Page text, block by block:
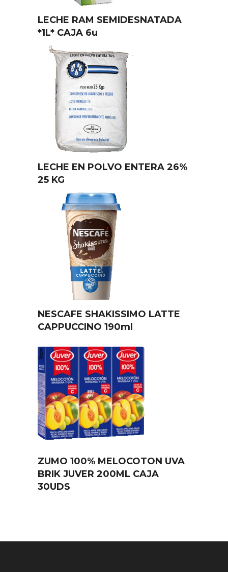
LECHE RAM SEMIDESNATADA
*1L* CAJA 6u
LECHE EN POLVO ENTERA 26%
25 KG
NESCAFE SHAKISSIMO LATTE
CAPPUCCINO 190ml
ZUMO 100% MELOCOTON UVA
BRIK JUVER 200ML CAJA
30UDS